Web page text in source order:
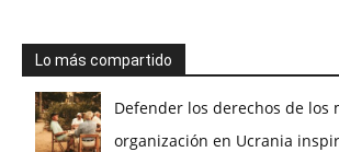
Lo más compartido
Defender los derechos de los
organización en Ucrania